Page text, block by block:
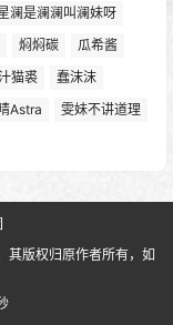
澜是澜澜叫澜妹呀
焖焖碳
瓜希酱
猫裘
蠢沫沫
Astra
雯妹不讲道理
其版权归原作者所有，如